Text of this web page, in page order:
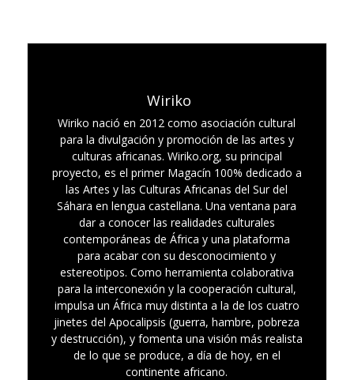
Wiriko
Wiriko nació en 2012 como asociación cultural
para la divulgación y promoción de las artes y
culturas africanas. Wiriko.org, su principal
proyecto, es el primer Magacín 100% dedicado a
las Artes y las Culturas Africanas del Sur del
Sáhara en lengua castellana. Una ventana para
dar a conocer las realidades culturales
contemporáneas de África y una plataforma
para acabar con su desconocimiento y
estereotipos. Como herramienta colaborativa
para la interconexión y la cooperación cultural,
impulsa un África muy distinta a la de los cuatro
jinetes del Apocalipsis (guerra, hambre, pobreza
y destrucción), y fomenta una visión más realista
de lo que se produce, a día de hoy, en el
continente africano.